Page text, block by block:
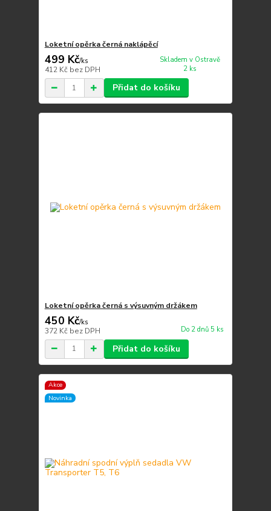
Loketní opěrka černá naklápěcí
499 Kč/ks
412 Kč bez DPH
Skladem v Ostravě
2 ks
Přidat do košíku
Loketní opěrka černá s výsuvným držákem
450 Kč/ks
372 Kč bez DPH Do 2 dnů 5 ks
Přidat do košíku
Akce
Novinka